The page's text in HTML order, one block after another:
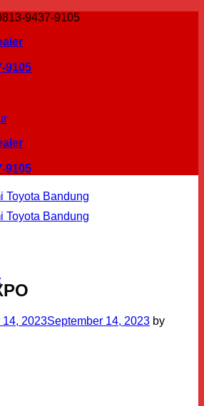
9437-9105
9105
9105
14, 2023September 14, 2023 by